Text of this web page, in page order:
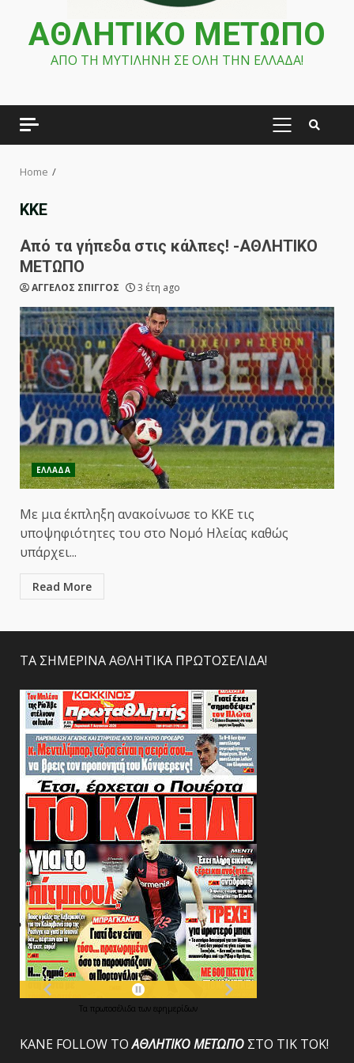
ΑΘΛΗΤΙΚΟ ΜΕΤΩΠΟ
ΑΠΟ ΤΗ ΜΥΤΙΛΗΝΗ ΣΕ ΟΛΗ ΤΗΝ ΕΛΛΑΔΑ!
PRIMARY
Home
ΚΚΕ
Από τα γήπεδα στις κάλπες! -ΑΘΛΗΤΙΚΟ
METΩΠΟ
ΑΓΓΕΛΟΣ ΣΠΙΓΓΟΣ 3 έτη ago
ΕΛΛΑΔΑ
Με μια έκπληξη ανακοίνωσε το ΚΚΕ τις
υποψηφιότητες του στο Νομό Ηλείας καθώς
υπάρχει...
Read More
ΤΑ ΣΗΜΕΡΙΝΑ ΑΘΛΗΤΙΚΑ ΠΡΩΤΟΣΕΛΙΔΑ!
Τα πρωτοσέλιδα των εφημερίδων
ΚΑΝΕ FOLLOW ΤΟΑΘΛΗΤΙΚΟΜΕΤΩΠΟ ΣΤΟ ΤΙΚ ΤΟΚ!